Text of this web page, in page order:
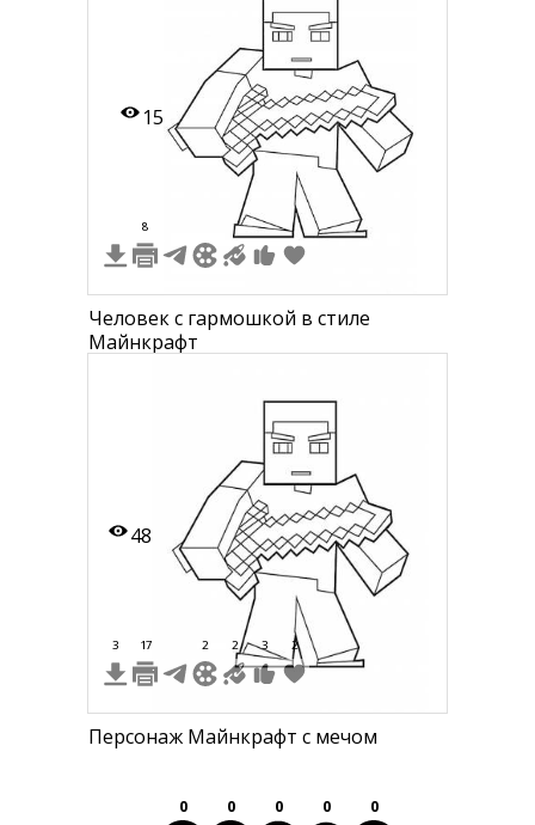
15
8
Человек с гармошкой в стиле
Майнкрафт
48
3 17 2 2 3 2
Персонаж Майнкрафт с мечом
0 0 0 0 0